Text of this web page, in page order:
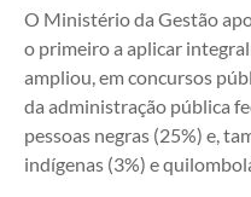
O Ministério da Gestão
o primeiro a aplicar
ampliou, em concursos
da administração pública
pessoas negras (25%) e,
indígenas (3%) e